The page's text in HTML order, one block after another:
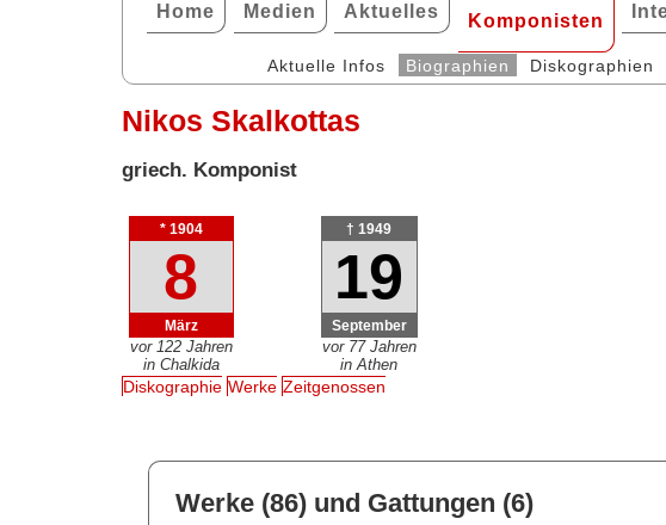
Home Medien Aktuelles Komponisten
Aktuelle Infos Biographien Diskographien
Nikos Skalkottas
griech. Komponist
* 1904
8
März
vor 122 Jahren
in Chalkida
† 1949
19
September
vor 77 Jahren
in Athen
Diskographie Werke Zeitgenossen
Werke (86) und Gattungen (6)